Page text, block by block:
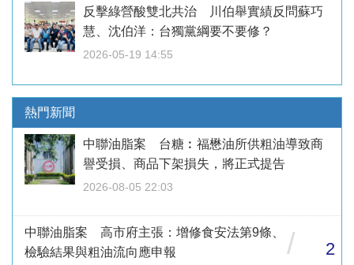
反擊綠營酸雙北共治 川伯舉實績反問蘇巧
慧、沈伯洋：台獨黨綱要不要修？
2026-05-19 14:55
熱門新聞
中聯油脂案 台糖︰福懋油所供粗油導致商
譽受損、商品下架損失，將正式提告
2026-08-05 22:03
中聯油脂案 高市府主張：增修食安法第9條、
檢驗結果與粗油流向應申報
/ 2